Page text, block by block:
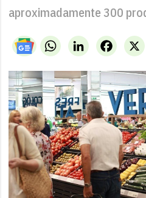
aproximadamente 300
WhatsAppLinkedIn X